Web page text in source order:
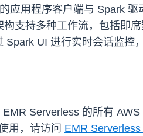
用程序客户端与 Spark
支持多种工作流，包括即
UI 进行实时会话监控
Serverless 的所有
用，请访问 EMR